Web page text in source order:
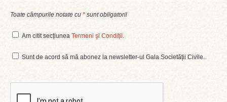
Toate câmpurile notate cu * sunt obligatorii
Am citit secțiunea Termeni şi Condiții.
Sunt de acord să mă abonez la newsletter-ul Gala Societății Civile.